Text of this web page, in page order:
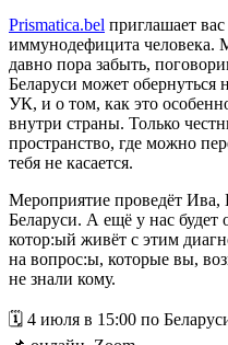
Prismatica.bel приглашает
иммунодефицита человека.
давно пора забыть,
Беларуси может обернуться
УК, и о том, как это
внутри страны. Только
пространство, где можно
тебя не касается.
Мероприятие проведёт
Беларуси. А ещё у нас будет
котор:ый живёт с этим
на вопрос:ы, которые вы,
не знали кому.
🗓️ 4 июля в 15:00 по